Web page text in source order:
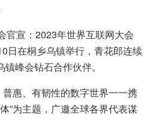
官宣：2023年世界互联网大会
日在桐乡乌镇举行，青花郎连续
峰会钻石合作伙伴。
惠、有韧性的数字世界一一携
”为主题，广邀全球各界代表谋